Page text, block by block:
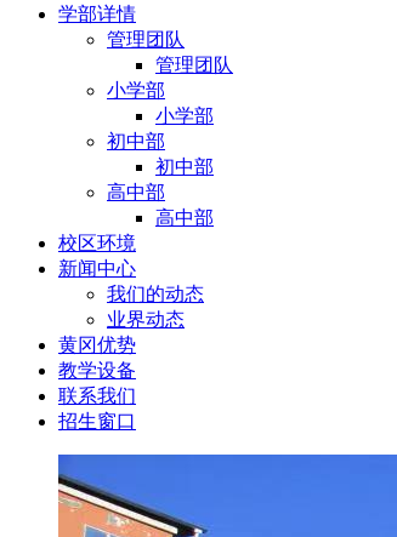
学部详情
管理团队
管理团队
小学部
小学部
初中部
初中部
高中部
高中部
校区环境
新闻中心
我们的动态
业界动态
黄冈优势
教学设备
联系我们
招生窗口